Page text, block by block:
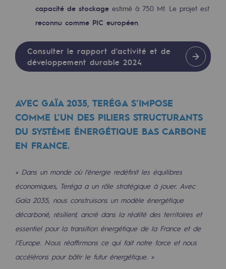
Projet type
Exploitation du réseau de gaz
Raccordement au réseau de gaz
Stockage de gaz
Savoir-faire
Projet type
Biométhane
Biométhane
Biométhane : Enjeux et opportunités
Qu'est-ce que la méthanisation ?
Teréga, partenaire de référence sur le
capacité de stockage estimé à 750 Mt. Le projet est
reconnu comme PIC européen
Consulter le rapport d'activité et de
développement durable 2024
AVEC GAÏA 2035, TERÉGA S’IMPOSE
COMME L’UN DES PILIERS STRUCTURANTS
DU SYSTÈME ÉNERGÉTIQUE BAS CARBONE
EN FRANCE.
« Dans un monde où l’énergie redéfinit les équilibres
économiques, Teréga a un rôle stratégique à jouer. Avec
Gaïa 2035, nous construisons un modèle énergétique
décarboné, résilient, ancré dans la réalité des territoires et
essentiel pour la transition énergétique de la France et de
l’Europe. Nous réaffirmons ce qui fait notre force et nous
accélérons pour bâtir le futur énergétique. »